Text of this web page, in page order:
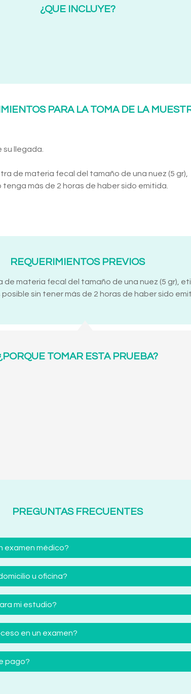
¿QUE INCLUYE?
PARA LA TOMA DE LA
llegada.
de materia fecal del tamaño de una nuez (5 gr),
más de 2 horas de haber sido emitida.
REQUERIMIENTOS PREVIOS
de materia fecal del tamaño de una nuez (5 gr),
sin tener más de 2 horas de haber sido
TOMAR ESTA PRUEBA?
PREGUNTAS FRECUENTES
examen médico?
u oficina?
mi estudio?
en un examen?
pago?